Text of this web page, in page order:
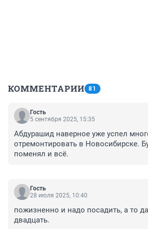
КОММЕНТАРИИ 81
Гость
5 сентября 2025, 15:35
Абдурашид наверное уже успел
отремонтировать в Новосибирске.
поменял и всё.
Гость
28 июля 2025, 10:40
пожизненно и надо посадить, а то
двадцать.